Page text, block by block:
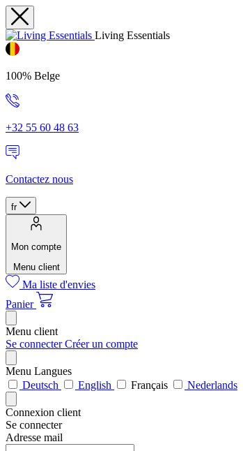
Living Essentials
100% Belge
+32 55 60 48 63
Contactez nous
fr
Mon compte
Menu client
Ma liste d'envies
Panier
Menu client
Se connecterCréer un compte
Menu Langues
Deutsch
English Français Nederlands
Connexion client
Se connecter
Adresse mail